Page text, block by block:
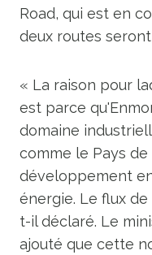
Road, qui est en
deux routes
« La raison pour
est parce
domaine
comme le Pays
développement
énergie. Le flux
t-il déclaré. Le
ajouté que cette